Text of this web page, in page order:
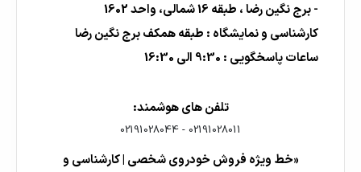
- برج نگین رضا ، طبقه 16 شمالی، واحد 1602
کارشناسی و نمایشگاه : طبقه همکف برج نگین رضا
ساعات پاسخگویی : 9:30 الی 16:30
تلفن های هوشمند:
02191028011
-
02191028044
«خط ویژه فروش خودروی شخصی | کارشناسی و